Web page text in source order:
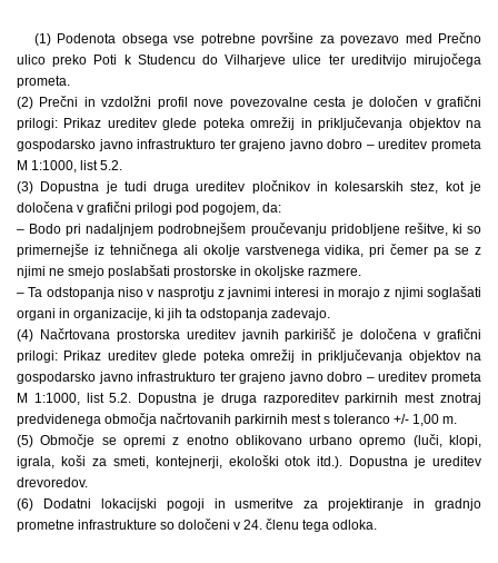
(1) Podenota obsega vse potrebne površine za povezavo med Prečno
ulico preko Poti k Studencu do Vilharjeve ulice ter ureditvijo mirujočega
prometa.
(2) Prečni in vzdolžni profil nove povezovalne cesta je določen v grafični
prilogi: Prikaz ureditev glede poteka omrežij in priključevanja objektov na
gospodarsko javno infrastrukturo ter grajeno javno dobro – ureditev prometa
M 1:1000, list 5.2.
(3) Dopustna je tudi druga ureditev pločnikov in kolesarskih stez, kot je
določena v grafični prilogi pod pogojem, da:
– Bodo pri nadaljnjem podrobnejšem proučevanju pridobljene rešitve, ki so
primernejše iz tehničnega ali okolje varstvenega vidika, pri čemer pa se z
njimi ne smejo poslabšati prostorske in okoljske razmere.
– Ta odstopanja niso v nasprotju z javnimi interesi in morajo z njimi soglašati
organi in organizacije, ki jih ta odstopanja zadevajo.
(4) Načrtovana prostorska ureditev javnih parkirišč je določena v grafični
prilogi: Prikaz ureditev glede poteka omrežij in priključevanja objektov na
gospodarsko javno infrastrukturo ter grajeno javno dobro – ureditev prometa
M 1:1000, list 5.2. Dopustna je druga razporeditev parkirnih mest znotraj
predvidenega območja načrtovanih parkirnih mest s toleranco +/- 1,00 m.
(5) Območje se opremi z enotno oblikovano urbano opremo (luči, klopi,
igrala, koši za smeti, kontejnerji, ekološki otok itd.). Dopustna je ureditev
drevoredov.
(6) Dodatni lokacijski pogoji in usmeritve za projektiranje in gradnjo
prometne infrastrukture so določeni v 24. členu tega odloka.